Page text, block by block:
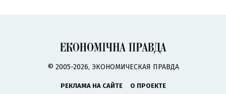
© 2005-2026, ЭКОНОМИЧЕСКАЯ ПРАВДА
РЕКЛАМА НА САЙТЕ
О ПРОЕКТЕ